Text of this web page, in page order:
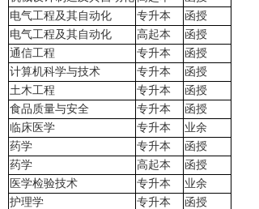
电气工程及其自动化
专升本
函授
电气工程及其自动化
高起本
函授
通信工程
专升本
函授
计算机科学与技术
专升本
函授
土木工程
专升本
函授
食品质量与安全
专升本
函授
临床医学
专升本
业余
药学
专升本
函授
药学
高起本
函授
医学检验技术
专升本
业余
护理学
专升本
函授